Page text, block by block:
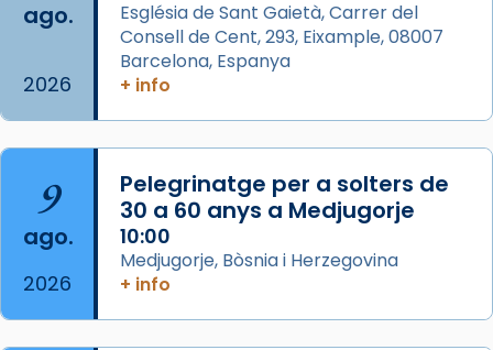
Aquest dilluns, 27 de juliol, ha tingut lloc la
missa d’acció de gràcies en agraïment al
comitè organitzador de la visita apostòlica
L’arquebisbe de Barcelona, el cardenal Joan
Josep Omella, ha presidit la missa i l’ha
concelebrat el bisbe auxiliar de Barcelona,
Mons. David Abadías.
📸 Dr. G. Simón
Foto
ago.
2026
Església de Sant Gaietà, Carrer del
Consell de Cent, 293, Eixample, 08007
Barcelona, Espanya
+ info
9
ago.
2026
Pelegrinatge per a solters de
30 a 60 anys a Medjugorje
10:00
Medjugorje, Bòsnia i Herzegovina
+ info